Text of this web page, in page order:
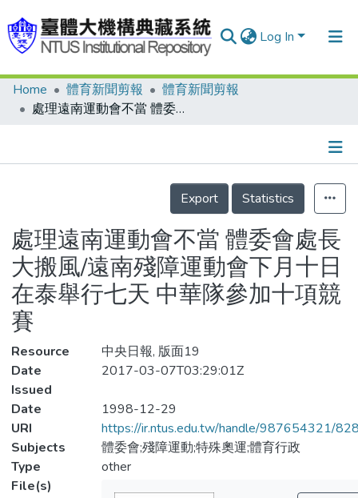
Log In
Communities & Collections
Statistics
Home 體育新聞剪報
體育新聞剪報
處理遠南運動會不當 體委會處長大搬風/遠南殘障運動會下月十日在泰舉行七天 中華隊參加十項競賽
Details
Export
Statistics
處理遠南運動會不當 體委會處長
大搬風/遠南殘障運動會下月十日
在泰舉行七天 中華隊參加十項競
賽
Resource
中央日報, 版面19
Date
Issued
2017-03-07T03:29:01Z
Date
1998-12-29
URI
https://ir.ntus.edu.tw/handle/987654321/
Subjects
體委會;殘障運動;特殊奧運;體育行政
Type
other
File(s)